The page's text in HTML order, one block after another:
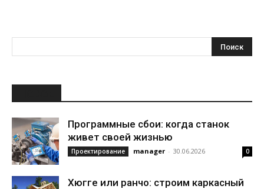
Программные сбои: когда станок
живет своей жизнью
Проектирование manager - 30.06.2026 0
Хюгге или ранчо: строим каркасный